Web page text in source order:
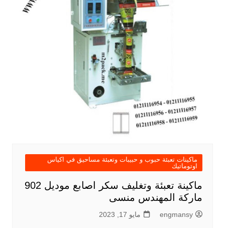
ماكينات تعبئة حبوب و حبيبات وتعبئة مساحيق في اكياس
اوتوماتيك
ماكينة تعبئة وتغليف سكر اصابع موديل 902
ماركة المهندس منسى
engmansy مايو 17, 2023